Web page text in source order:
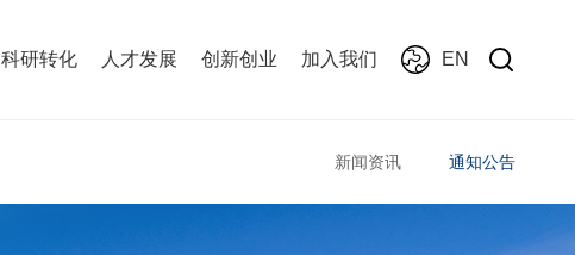
科研转化 人才发展 创新创业 加入我们 EN
新闻资讯 通知公告